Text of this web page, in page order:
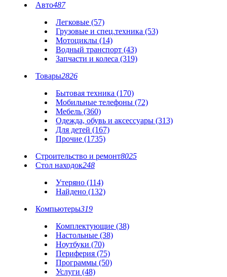
Авто487
Легковые (57)
Грузовые и спец.техника (53)
Мотоциклы (14)
Водный транспорт (43)
Запчасти и колеса (319)
Товары2826
Бытовая техника (170)
Мобильные телефоны (72)
Мебель (360)
Одежда, обувь и аксессуары (313)
Для детей (167)
Прочие (1735)
Строительство и ремонт8025
Стол находок248
Утеряно (114)
Найдено (132)
Компьютеры319
Комплектующие (38)
Настольные (38)
Ноутбуки (70)
Периферия (75)
Программы (50)
Услуги (48)